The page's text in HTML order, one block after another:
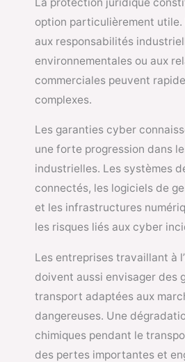
option particulièrement utile.
aux responsabilités
environnementales ou aux
commerciales peuvent
complexes.
Les garanties cyber
une forte progression dans
industrielles. Les systèmes
connectés, les logiciels de
et les infrastructures
les risques liés aux cyber
Les entreprises travaillant à
doivent aussi envisager des
transport adaptées aux
dangereuses. Une
chimiques pendant le
des pertes importantes et